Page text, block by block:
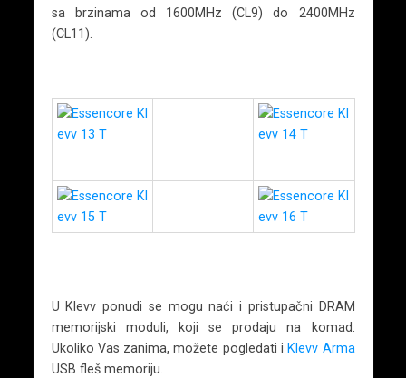
sa brzinama od 1600MHz (CL9) do 2400MHz
(CL11).
U Klevv ponudi se mogu naći i pristupačni DRAM
memorijski moduli, koji se prodaju na komad.
Ukoliko Vas zanima, možete pogledati i Klevv Arma
USB fleš memoriju.